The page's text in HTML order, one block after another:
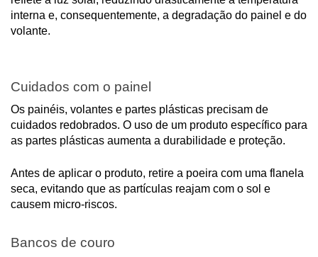
interna e, consequentemente, a degradação do painel e do
volante.
Cuidados com o painel
Os painéis, volantes e partes plásticas precisam de
cuidados redobrados. O uso de um produto específico para
as partes plásticas aumenta a durabilidade e proteção.
Antes de aplicar o produto, retire a poeira com uma flanela
seca, evitando que as partículas reajam com o sol e
causem micro-riscos.
Bancos de couro